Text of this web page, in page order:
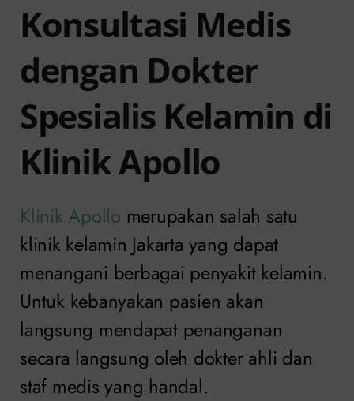
Konsultasi Medis
dengan Dokter
Spesialis Kelamin di
Klinik Apollo
Klinik Apollo merupakan salah satu
klinik kelamin Jakarta yang dapat
menangani berbagai penyakit kelamin.
Untuk kebanyakan pasien akan
langsung mendapat penanganan
secara langsung oleh dokter ahli dan
staf medis yang handal.